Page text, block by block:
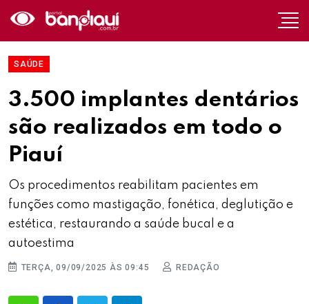
SAÚDE
3.500 implantes dentários
são realizados em todo o
Piauí
Os procedimentos reabilitam pacientes em
funções como mastigação, fonética, deglutição e
estética, restaurando a saúde bucal e a
autoestima
TERÇA, 09/09/2025 ÀS 09:45 REDAÇÃO